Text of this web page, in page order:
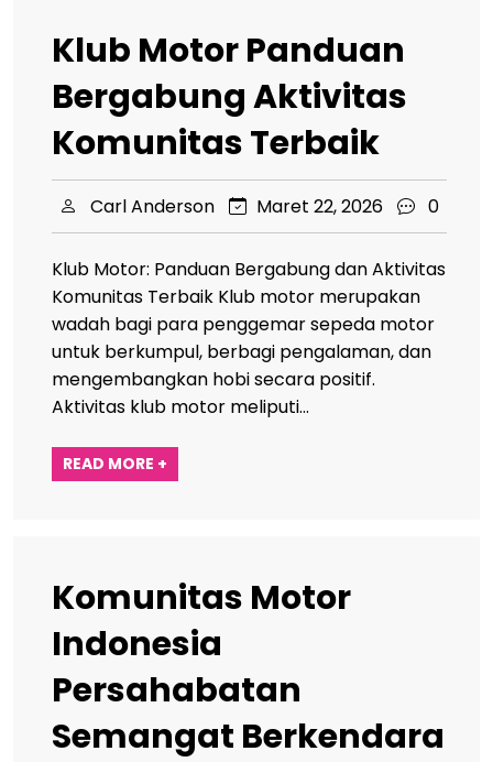
Klub Motor Panduan
Bergabung Aktivitas
Komunitas Terbaik
Carl Anderson Maret 22, 2026 0
Klub Motor: Panduan Bergabung dan Aktivitas
Komunitas Terbaik Klub motor merupakan
wadah bagi para penggemar sepeda motor
untuk berkumpul, berbagi pengalaman, dan
mengembangkan hobi secara positif.
Aktivitas klub motor meliputi…
READ MORE +
Komunitas Motor
Indonesia
Persahabatan
Semangat Berkendara